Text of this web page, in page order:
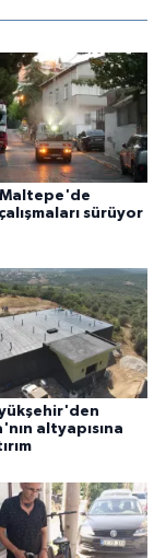
sürüyor
altyapısına